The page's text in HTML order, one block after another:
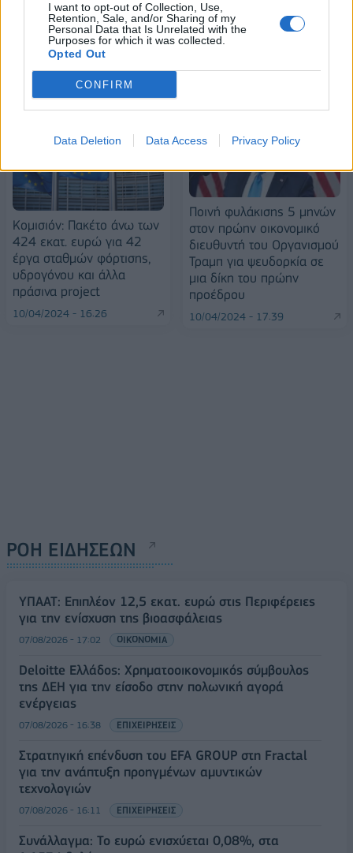
I want to opt-out of Collection, Use,
Retention, Sale, and/or Sharing of my
Personal Data that Is Unrelated with the
Purposes for which it was collected.
Opted Out
CONFIRM
Data Deletion Data Access Privacy Policy
ΠΕΡΙΣΣΌΤΕΡΑ ΣΕ ΑΥΤΉ ΤΗΝ ΚΑΤΗΓΟΡΊΑ
Κομισιόν: Πακέτο άνω των
424 εκατ. ευρώ για 42
έργα σταθμών φόρτισης,
υδρογόνου και άλλα
πράσινα project
10/04/2024 - 16:26
Ποινή φυλάκισης 5 μηνών
στον πρώην οικονομικό
διευθυντή του Οργανισμού
Τραμπ για ψευδορκία σε
μια δίκη του πρώην
προέδρου
10/04/2024 - 17:39
ΡΟΗ ΕΙΔΗΣΕΩΝ
ΥΠΑΑΤ: Επιπλέον 12,5 εκατ. ευρώ στις Περιφέρειες
για την ενίσχυση της βιοασφάλειας
07/08/2026 - 17:02 ΟΙΚΟΝΟΜΙΑ
Deloitte Ελλάδος: Χρηματοοικονομικός σύμβουλος
της ΔΕΗ για την είσοδο στην πολωνική αγορά
ενέργειας
07/08/2026 - 16:38 ΕΠΙΧΕΙΡΗΣΕΙΣ
Στρατηγική επένδυση του EFA GROUP στη Fractal
για την ανάπτυξη προηγμένων αμυντικών
τεχνολογιών
07/08/2026 - 16:11 ΕΠΙΧΕΙΡΗΣΕΙΣ
Συνάλλαγμα: Το ευρώ ενισχύεται 0,08%, στα